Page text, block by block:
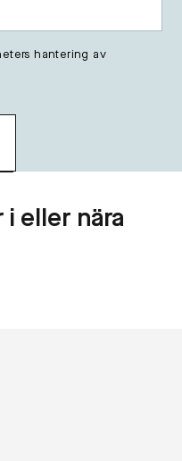
hantering av
i eller nära